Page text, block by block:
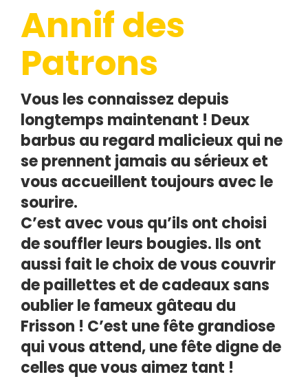
Annif des
Patrons
Vous les connaissez depuis
longtemps maintenant ! Deux
barbus au regard malicieux qui ne
se prennent jamais au sérieux et
vous accueillent toujours avec le
sourire.
C’est avec vous qu’ils ont choisi
de souffler leurs bougies. Ils ont
aussi fait le choix de vous couvrir
de paillettes et de cadeaux sans
oublier le fameux gâteau du
Frisson ! C’est une fête grandiose
qui vous attend, une fête digne de
celles que vous aimez tant !